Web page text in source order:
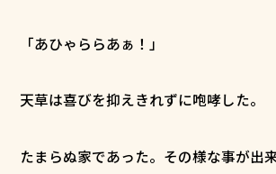
「あひゃららあぁ！」
天草は喜びを抑えきれずに咆哮した。
たまらぬ家であった。その様な事が出